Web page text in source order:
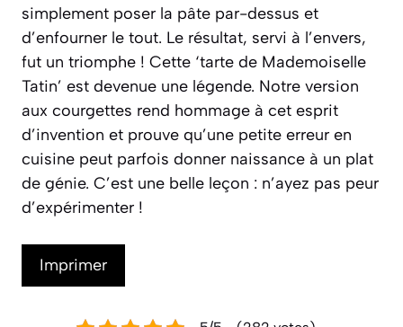
simplement poser la pâte par-dessus et
d’enfourner le tout. Le résultat, servi à l’envers,
fut un triomphe ! Cette ‘tarte de Mademoiselle
Tatin’ est devenue une légende. Notre version
aux courgettes rend hommage à cet esprit
d’invention et prouve qu’une petite erreur en
cuisine peut parfois donner naissance à un plat
de génie. C’est une belle leçon : n’ayez pas peur
d’expérimenter !
Imprimer